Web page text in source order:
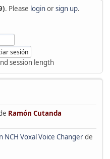
. Please loginorsign up.
session length
Ramón Cutanda
Voxal Voice Changerde